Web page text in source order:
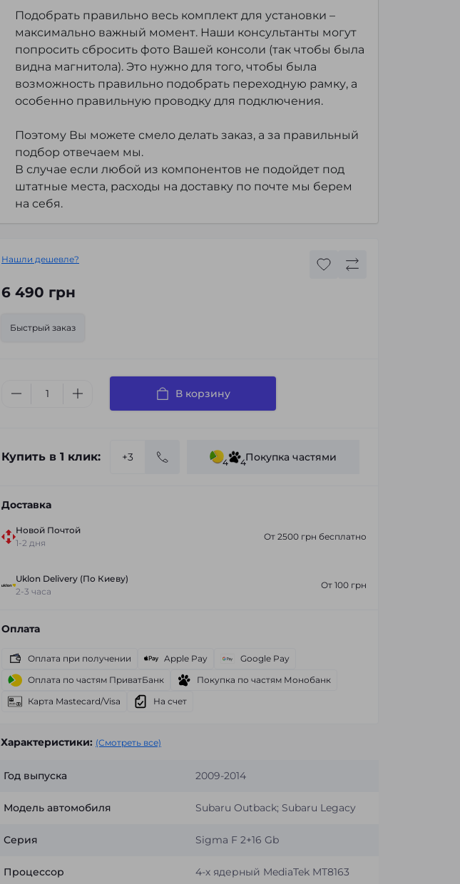
Подобрать правильно весь комплект для установки –
максимально важный момент. Наши консультанты могут
попросить сбросить фото Вашей консоли (так чтобы была
видна магнитола). Это нужно для того, чтобы была
возможность правильно подобрать переходную рамку, а
особенно правильную проводку для подключения.
Поэтому Вы можете смело делать заказ, а за правильный
подбор отвечаем мы.
В случае если любой из компонентов не подойдет под
штатные места, расходы на доставку по почте мы берем
на себя.
Нашли дешевле?
6 490 грн
Быстрый заказ
В корзину
Купить в 1 клик: 4 4Покупка частями
Доставка
Новой Почтой
1-2 дня
От 2500 грн бесплатно
Uklon Delivery (По Киеву)
2-3 часа
От 100 грн
Оплата
Оплата при получении Apple Pay
Google Pay
Оплата по частям ПриватБанк
Покупка по частям Монобанк
Карта Mastecard/Visa
На счет
Характеристики: (Смотреть все)
Год выпуска 2009-2014
Модель автомобиля Subaru Outback; Subaru Legacy
Серия Sigma F 2+16 Gb
Процессор 4-х ядерный MediaTek MT8163